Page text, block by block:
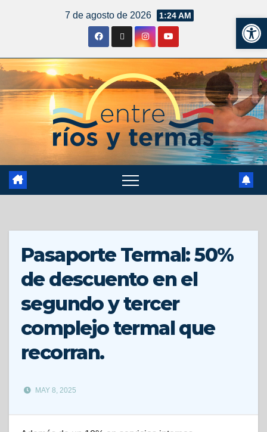
7 de agosto de 2026 1:24 AM
Pasaporte Termal: 50%
de descuento en el
segundo y tercer
complejo termal que
recorran.
MAY 8, 2025